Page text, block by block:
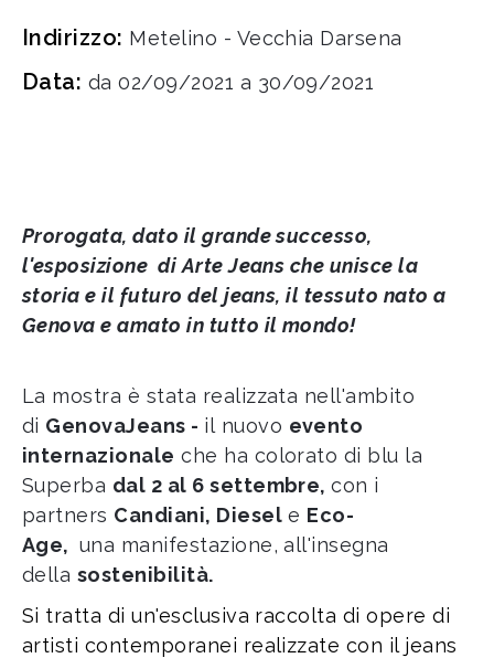
Indirizzo: Metelino - Vecchia Darsena
Data: da 02/09/2021 a 30/09/2021
Prorogata, dato il grande successo,
l'esposizione di Arte Jeans che unisce la
storia e il futuro del jeans, il tessuto nato a
Genova e amato in tutto il mondo!
La mostra è stata realizzata nell'ambito
di GenovaJeans - il nuovo evento
internazionale che ha colorato di blu la
Superba dal 2 al 6 settembre,con i
partners Candiani, Diesel e Eco-
Age, una manifestazione, all'insegna
della sostenibilità.
Si tratta di un'esclusiva raccolta di opere di
artisti contemporanei realizzate con il jeans